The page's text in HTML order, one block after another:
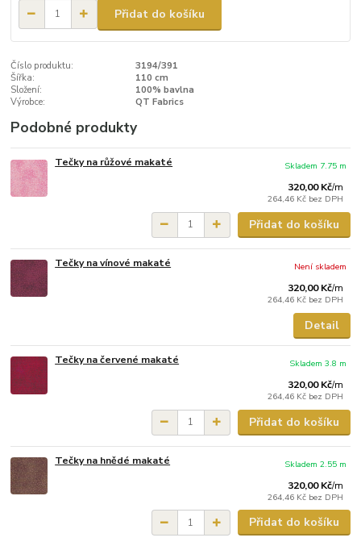
Přidat do košíku
Číslo produktu:
3194/391
Šířka:
110 cm
Složení:
100% bavlna
Výrobce:
QT Fabrics
Podobné produkty
Tečky na růžové makaté
320,00 Kč/m
264,46 Kč bez DPH
Skladem 7.75 m
Přidat do košíku
Tečky na vínové makaté
320,00 Kč/m
264,46 Kč bez DPH
Není skladem
Detail
Tečky na červené makaté
320,00 Kč/m
264,46 Kč bez DPH
Skladem 3.8 m
Přidat do košíku
Tečky na hnědé makaté
320,00 Kč/m
264,46 Kč bez DPH
Skladem 2.55 m
Přidat do košíku